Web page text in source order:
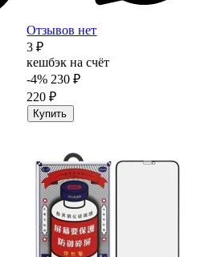
Отзывов нет
3 ₽
кешбэк на счёт
-4% 230 ₽
220 ₽
Купить